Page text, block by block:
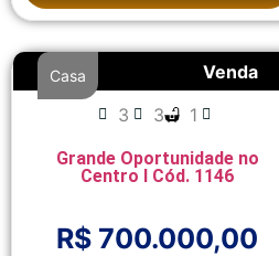
Venda
Casa
3 3 1
Grande Oportunidade no
Centro l Cód. 1146
R$ 700.000,00